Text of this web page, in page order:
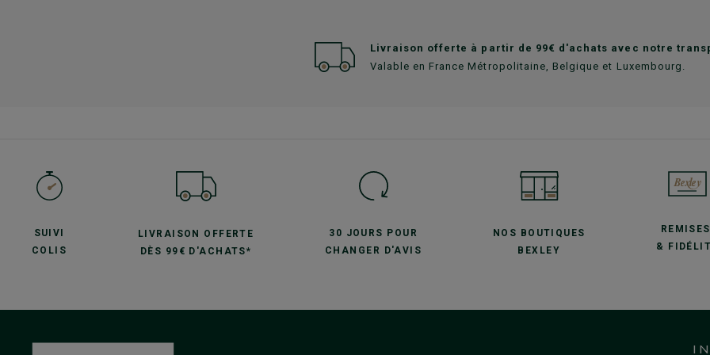
Livraison offerte à partir de 99€ d'achats avec notre
Valable en France Métropolitaine, Belgique et Luxembourg.
SUIVI
COLIS
LIVRAISON OFFERTE
DÈS 99€ D'ACHATS*
30 JOURS POUR
CHANGER D'AVIS
NOS BOUTIQUES
BEXLEY
&